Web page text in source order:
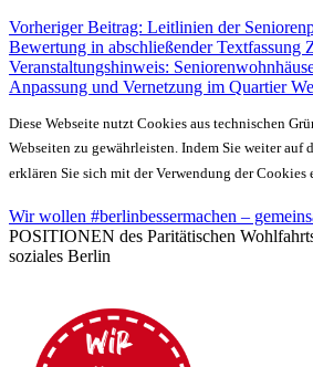
Vorheriger Beitrag: Leitlinien der
Bewertung in abschließender Textfassung
Veranstaltungshinweis:
Anpassung und Vernetzung im Quartier
Diese Webseite nutzt Cookies aus technischen
Webseiten zu gewährleisten. Indem Sie weiter auf
erklären Sie sich mit der Verwendung der Cookies
Wir wollen #berlinbessermachen –
POSITIONEN des Paritätischen
soziales Berlin